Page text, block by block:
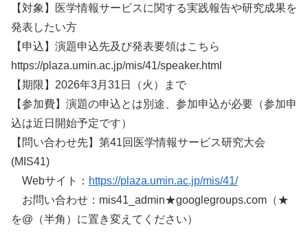
【対象】医学情報サービスに関する実践報告や研究成果を
発表したい方
【申込】演題申込先及び発表要領はこちら
https://plaza.umin.ac.jp/mis/41/speaker.html
【期限】2026年3月31日（火）まで
【参加費】演題の申込とは別途、参加申込が必要（参加申
込は近日開始予定です）
【問い合わせ先】第41回医学情報サービス研究大会
(MIS41)
Webサイト： https://plaza.umin.ac.jp/mis/41/
お問い合わせ：mis41_admin★googlegroups.com（★
を@（半角）に置き変えてください）